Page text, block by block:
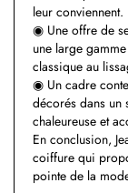
leur conviennent.
◉ Une offre de
une large
classique au
◉ Un cadre
décorés dans un
chaleureuse et
En conclusion,
coiffure qui
pointe de la